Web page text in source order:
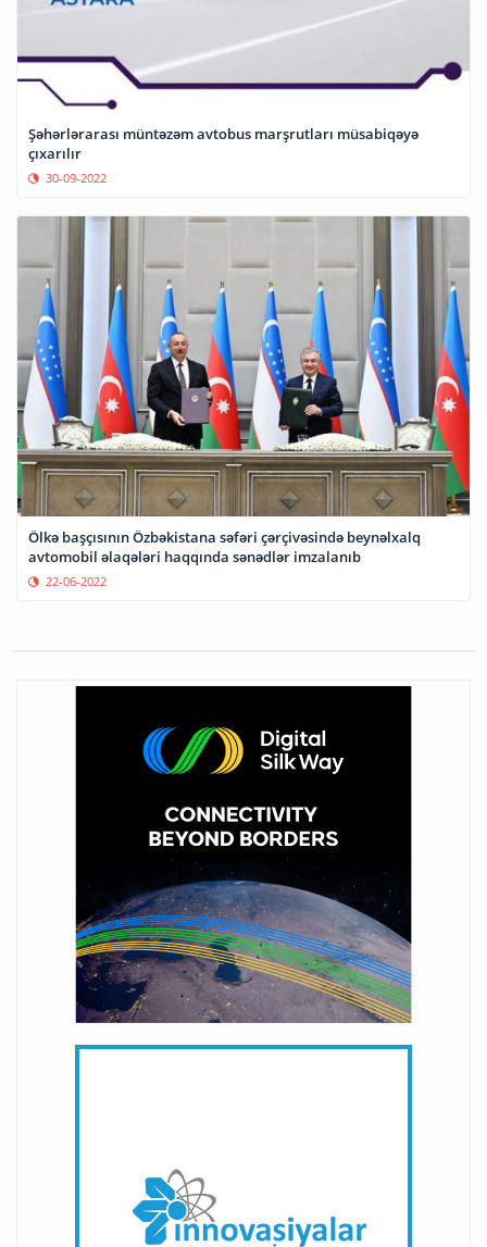
Şəhərlərarası müntəzəm avtobus marşrutları müsabiqəyə
çıxarılır
30-09-2022
Ölkə başçısının Özbəkistana səfəri çərçivəsində beynəlxalq
avtomobil əlaqələri haqqında sənədlər imzalanıb
22-06-2022